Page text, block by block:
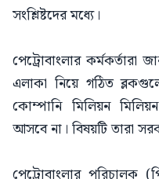
সংশ্লিষ্টদের মধ্যে।
পেট্রোবাংলার কর্মকর্তারা
এলাকা নিয়ে গঠিত
কোম্পানি মিলিয়ন
আসবে না। বিষয়টি তারা
পেট্রোবাংলার পরিচালক